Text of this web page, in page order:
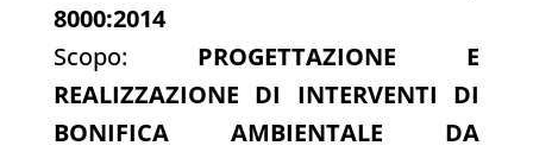
8000:2014
Scopo: PROGETTAZIONE E
REALIZZAZIONE DI INTERVENTI DI
BONIFICA AMBIENTALE DA